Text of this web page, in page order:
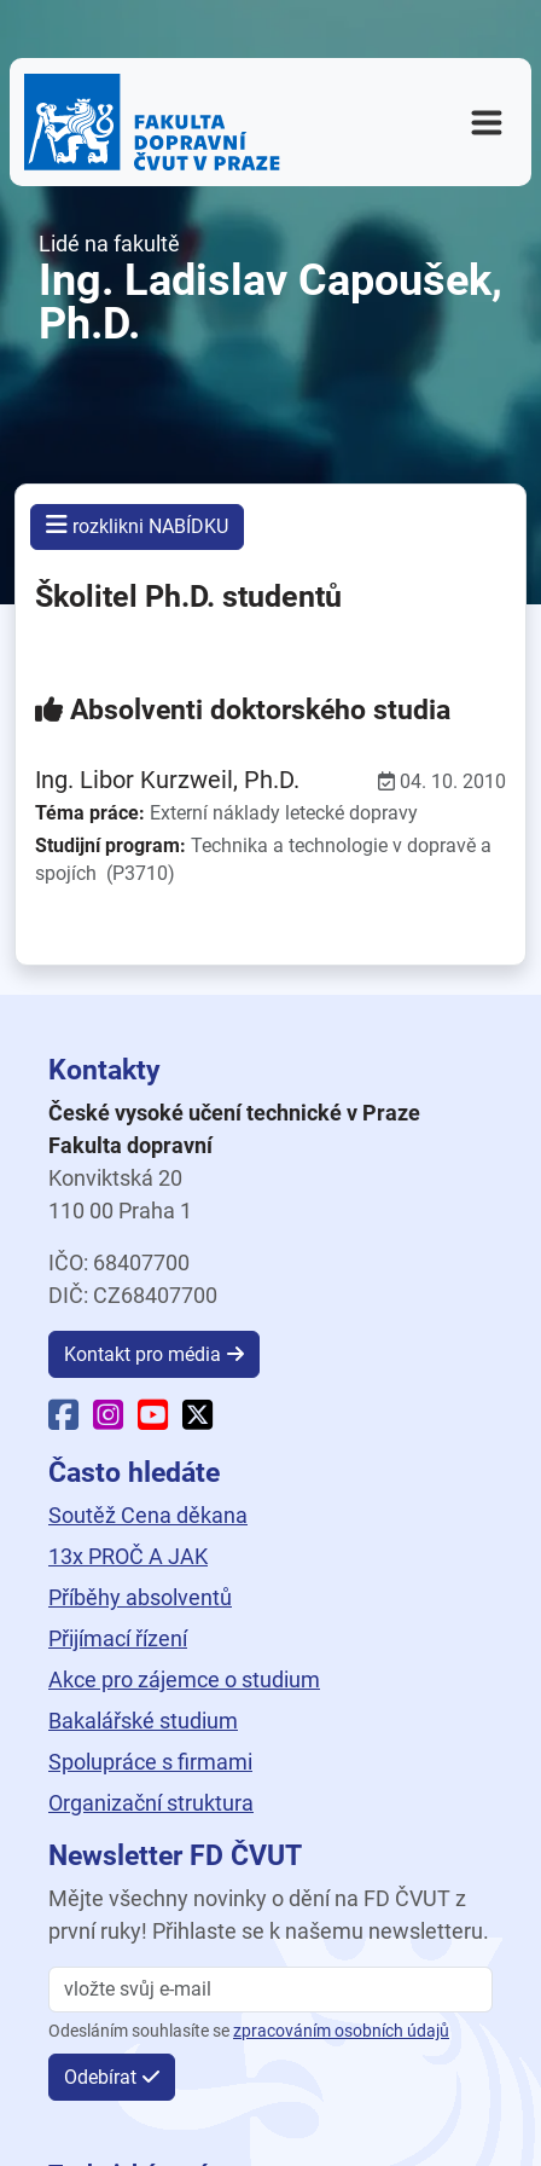
Lidé na fakultě
Ing. Ladislav Capoušek,
Ph.D.
rozklikni NABÍDKU
Školitel Ph.D. studentů
Absolventi doktorského studia
Ing. Libor Kurzweil, Ph.D.
04. 10. 2010
Téma práce: Externí náklady letecké dopravy
Studijní program: Technika a technologie v dopravě a
spojích (P3710)
Kontakty
České vysoké učení technické v Praze
Fakulta dopravní
Konviktská 20
110 00 Praha 1
IČO: 68407700
DIČ: CZ68407700
Kontakt pro média
Facebook Fakulty dopravní
Instagram Fakulty dopravní
YouTube Fakulty dopravní
Často hledáte
Soutěž Cena děkana
13x PROČ A JAK
Příběhy absolventů
Přijímací řízení
Akce pro zájemce o studium
Bakalářské studium
Spolupráce s firmami
Organizační struktura
Newsletter FD ČVUT
Mějte všechny novinky o dění na FD ČVUT z
první ruky! Přihlaste se k našemu newsletteru.
Odesláním souhlasíte sezpracováním osobních údajů
Odebírat